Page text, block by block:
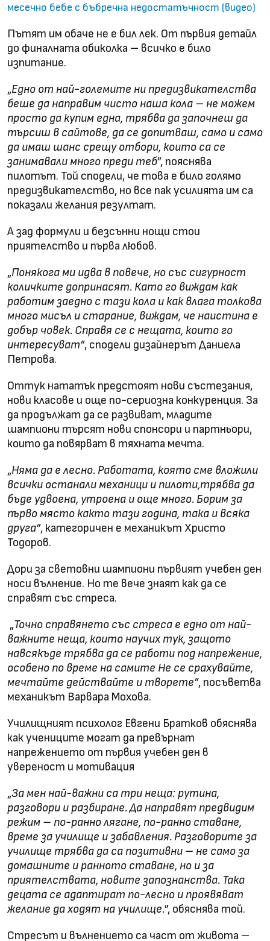
месечно бебе с бъбречна недостатъчност (видео)
Пътят им обаче не е бил лек. От първия детайл
до финалната обиколка – всичко е било
изпитание.
„Едно от най-големите ни предизвикателства
беше да направим чисто наша кола – не можем
просто да купим една, трябва да започнеш да
търсиш в сайтове, да се допитваш, само и само
да имаш шанс срещу отбори, които са се
занимавали много преди теб”, пояснява
пилотът. Той сподели, че това е било голямо
предизвикателство, но все пак усилията им са
показали желания резултат.
А зад формули и безсънни нощи стои
приятелство и първа любов.
„Понякога ми идва в повече, но със сигурност
количките допринасят. Като го виждам как
работим заедно с тази кола и как влага толкова
много мисъл и старание, виждам, че наистина е
добър човек. Справя се с нещата, които го
интересуват”, сподели дизайнерът Даниела
Петрова.
Оттук нататък предстоят нови състезания,
нови класове и още по-сериозна конкуренция. За
да продължат да се развиват, младите
шампиони търсят нови спонсори и партньори,
които да повярват в тяхната мечта.
„Няма да е лесно. Работата, която сме вложили
всички останали механици и пилоти,трябва да
бъде удвоена, утроена и още много. Борим за
първо място както тази година, така и всяка
друга”, категоричен е механикът Христо
Тодоров.
Дори за световни шампиони първият учебен ден
носи вълнение. Но те вече знаят как да се
справят със стреса.
„Точно справянето със стреса е едно от най-
важните неща, които научих тук, защото
навсякъде трябва да се работи под напрежение,
особено по време на самите Не се срахувайте,
мечтайте действайте и творете”, посъветва
механикът Варвара Мохова.
Училищният психолог Евгени Братков обяснява
как учениците могат да превърнат
напрежението от първия учебен ден в
увереност и мотивация
„За мен най-важни са три неща: рутина,
разговори и разбиране. Да направят предвидим
режим – по-ранно лягане, по-ранно ставане,
време за училище и забавления. Разговорите за
училище трябва да са позитивни – не само за
домашните и ранното ставане, но и за
приятелствата, новите запознанства. Така
децата се адаптират по-лесно и проявяват
желание да ходят на училище.”, обяснява той.
Стресът и вълнението са част от живота –